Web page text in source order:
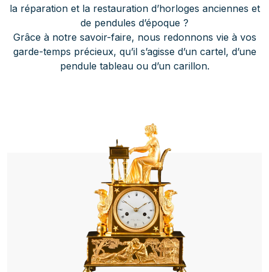
la réparation et la restauration d’horloges anciennes et
de pendules d’époque ?
Grâce à notre savoir-faire, nous redonnons vie à vos
garde-temps précieux, qu’il s’agisse d’un cartel, d’une
pendule tableau ou d’un carillon.